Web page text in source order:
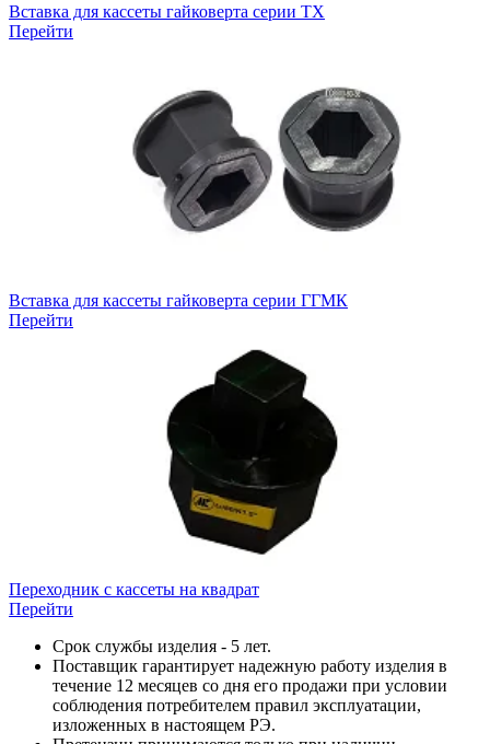
Вставка для кассеты гайковерта серии TX
Перейти
Вставка для кассеты гайковерта серии ГГМК
Перейти
Переходник с кассеты на квадрат
Перейти
Срок службы изделия - 5 лет.
Поставщик гарантирует надежную работу изделия в
течение 12 месяцев со дня его продажи при условии
соблюдения потребителем правил эксплуатации,
изложенных в настоящем РЭ.